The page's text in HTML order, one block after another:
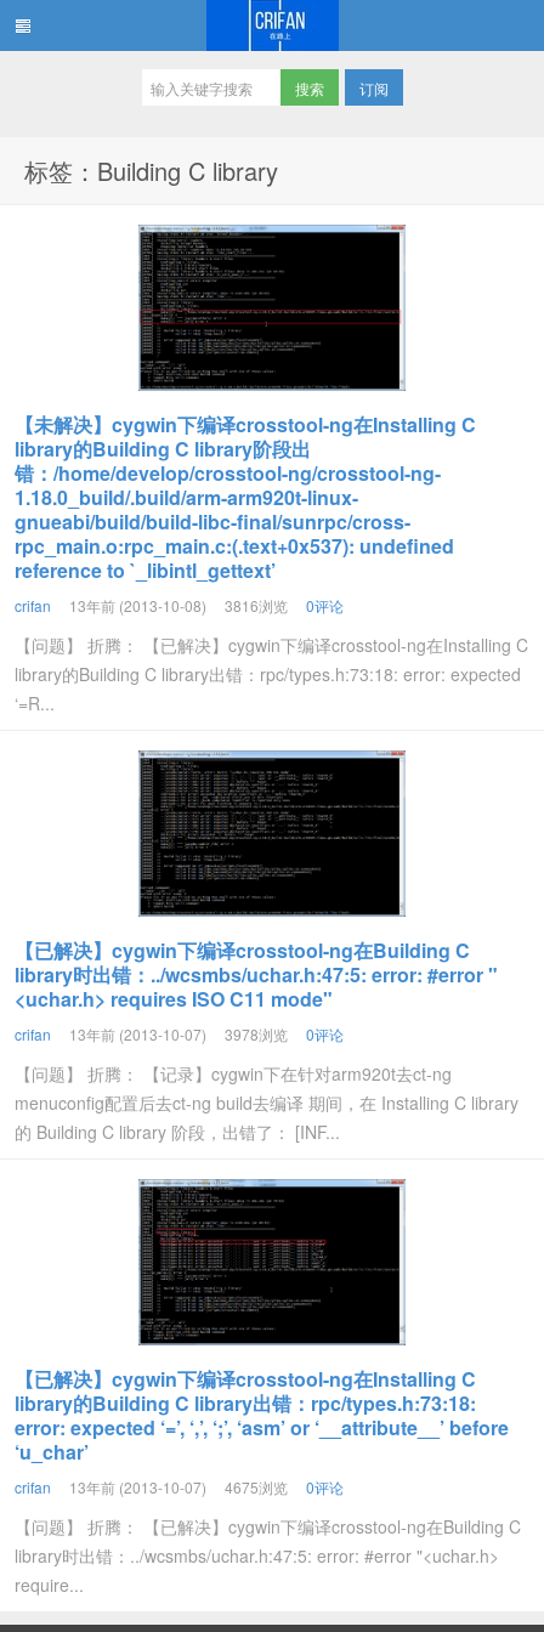
订阅
标签：Building C library
【未解决】cygwin下编译crosstool-ng在Installing C
library的Building C library阶段出
错：/home/develop/crosstool-ng/crosstool-ng-
1.18.0_build/.build/arm-arm920t-linux-
gnueabi/build/build-libc-final/sunrpc/cross-
rpc_main.o:rpc_main.c:(.text+0x537): undefined
reference to `_libintl_gettext’
crifan 13年前 (2013-10-08) 3816浏览 0评论
【问题】 折腾： 【已解决】cygwin下编译crosstool-ng在Installing C
library的Building C library出错：rpc/types.h:73:18: error: expected
‘=R...
【已解决】cygwin下编译crosstool-ng在Building C
library时出错：../wcsmbs/uchar.h:47:5: error: #error "
<uchar.h> requires ISO C11 mode"
crifan 13年前 (2013-10-07) 3978浏览 0评论
【问题】 折腾： 【记录】cygwin下在针对arm920t去ct-ng
menuconfig配置后去ct-ng build去编译 期间，在 Installing C library
的 Building C library 阶段，出错了： [INF...
【已解决】cygwin下编译crosstool-ng在Installing C
library的Building C library出错：rpc/types.h:73:18:
error: expected ‘=’, ‘,’, ‘;’, ‘asm’ or ‘__attribute__’ before
‘u_char’
crifan 13年前 (2013-10-07) 4675浏览 0评论
【问题】 折腾： 【已解决】cygwin下编译crosstool-ng在Building C
library时出错：../wcsmbs/uchar.h:47:5: error: #error "<uchar.h>
require...